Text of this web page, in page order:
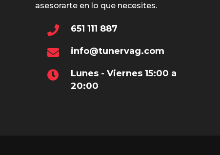
asesorarte en lo que necesites.
651 111 887
info@tunervag.com
Lunes - Viernes 15:00 a
20:00